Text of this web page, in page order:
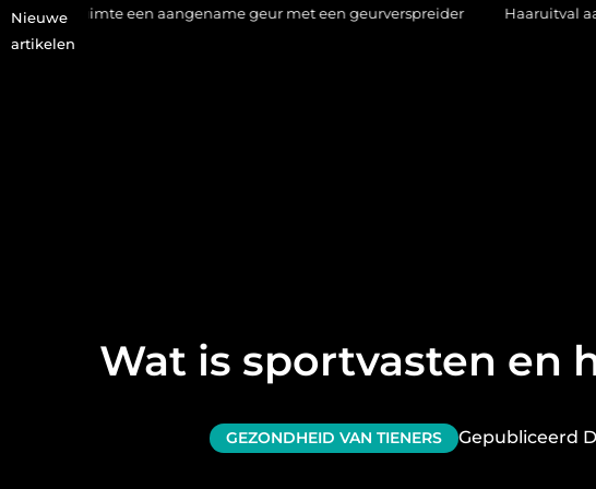
Nieuwe
artikelen
aangename geur met een geurverspreider Haaruitval aanpakken: wat een
Wat is sportvasten en
GEZONDHEID VAN TIENERS Gepubliceerd